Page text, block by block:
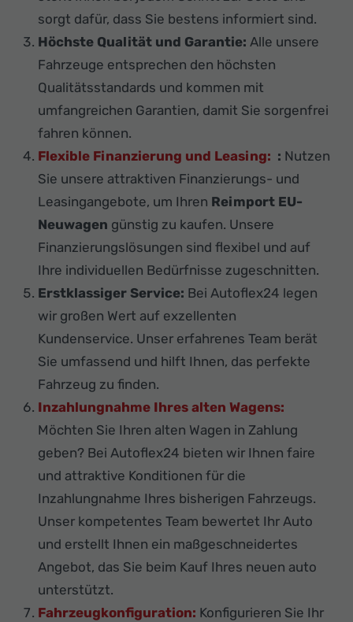
sorgt dafür, dass Sie bestens informiert sind.
Höchste Qualität und Garantie: Alle unsere
Fahrzeuge entsprechen den höchsten
Qualitätsstandards und kommen mit
umfangreichen Garantien, damit Sie sorgenfrei
fahren können.
Flexible Finanzierung und Leasing: : Nutzen
Sie unsere attraktiven Finanzierungs- und
Leasingangebote, um Ihren Reimport EU-
Neuwagen günstig zu kaufen. Unsere
Finanzierungslösungen sind flexibel und auf
Ihre individuellen Bedürfnisse zugeschnitten.
Erstklassiger Service: Bei Autoflex24 legen
wir großen Wert auf exzellenten
Kundenservice. Unser erfahrenes Team berät
Sie umfassend und hilft Ihnen, das perfekte
Fahrzeug zu finden.
Inzahlungnahme Ihres alten Wagens:
Möchten Sie Ihren alten Wagen in Zahlung
geben? Bei Autoflex24 bieten wir Ihnen faire
und attraktive Konditionen für die
Inzahlungnahme Ihres bisherigen Fahrzeugs.
Unser kompetentes Team bewertet Ihr Auto
und erstellt Ihnen ein maßgeschneidertes
Angebot, das Sie beim Kauf Ihres neuen auto
unterstützt.
Fahrzeugkonfiguration: Konfigurieren Sie Ihr